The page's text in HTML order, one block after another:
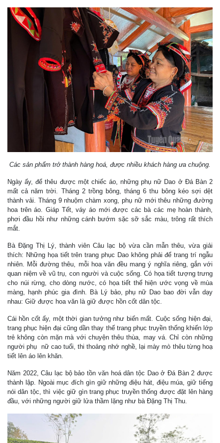
Các sản phẩm trở thành hàng hoá, được nhiều khách hàng ưa chuộng.
Ngày ấy, để thêu được một chiếc áo, những phụ nữ Dao ở Đá Bàn 2
mất cả năm trời. Tháng 2 trồng bông, tháng 6 thu bông kéo sợi dệt
thành vải. Tháng 9 nhuộm chàm xong, phụ nữ mới thêu những đường
hoa trên áo. Giáp Tết, váy áo mới được các bà các mẹ hoàn thành,
phơi đầu hồi như những cánh bướm sặc sỡ sắc màu, trông rất thích
mắt.
Bà Đặng Thị Lý, thành viên Câu lạc bộ vừa cần mẫn thêu, vừa giải
thích: Những họa tiết trên trang phục Dao không phải để trang trí ngẫu
nhiên. Mỗi đường thêu, mỗi hoa văn đều mang ý nghĩa riêng, gắn với
quan niệm về vũ trụ, con người và cuộc sống. Có họa tiết tượng trưng
cho núi rừng, cho dòng nước, có họa tiết thể hiện ước vọng về mùa
màng, hạnh phúc gia đình. Bà Lý bảo, phụ nữ Dao bao đời vẫn dạy
nhau: Giữ được hoa văn là giữ được hồn cốt dân tộc.
Cái hồn cốt ấy, một thời gian tưởng như biến mất. Cuộc sống hiện đại,
trang phục hiện đại cũng dần thay thế trang phục truyền thống khiến lớp
trẻ không còn mặn mà với chuyện thêu thùa, may vá. Chỉ còn những
người phụ nữ cao tuổi, thi thoảng nhớ nghề, lại mày mò thêu từng hoạ
tiết lên áo lên khăn.
Năm 2022, Câu lạc bộ bảo tồn văn hoá dân tộc Dao ở Đá Bàn 2 được
thành lập. Ngoài mục đích gìn giữ những điệu hát, điệu múa, giữ tiếng
nói dân tộc, thì việc giữ gìn trang phục truyền thống được đặt lên hàng
đầu, với những người giữ lửa thầm lặng như bà Đặng Thị Thu.